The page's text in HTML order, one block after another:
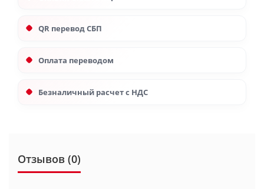
QR перевод СБП
Оплата переводом
Безналичный расчет с НДС
Отзывов (0)